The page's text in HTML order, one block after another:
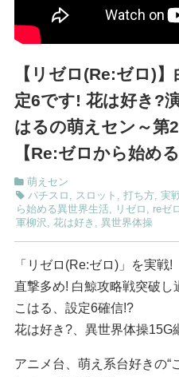
【リゼロ(Re:ゼロ)
定6です! 花は好き?
はるの萌えセン～第
【Re:ゼロから始め
萌えセン
パチスロ , スロット , 打ち方, 実
ら始める異世界生活, リゼロ , reゼ
軍柳沢 , 花は好き , 異世界体操
「リゼロ(Re:ゼロ)」を実戦!
直撃多め! 白鯨攻略戦突破し
こはる、設定6確信!?
花は好き?、異世界体操15G
アニメ台、萌え系台好きの“